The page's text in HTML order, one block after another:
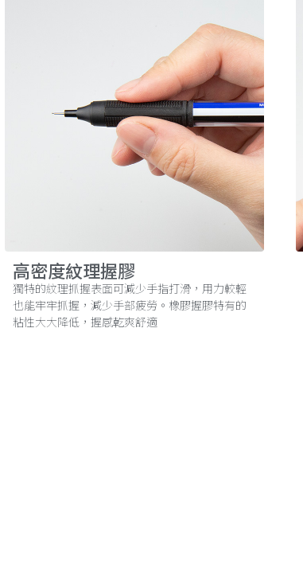
高密度紋理握膠
獨特的紋理抓握表面可減少手指打滑，用力較輕
也能牢牢抓握，減少手部疲勞。橡膠握膠特有的
粘性大大降低，握感乾爽舒適